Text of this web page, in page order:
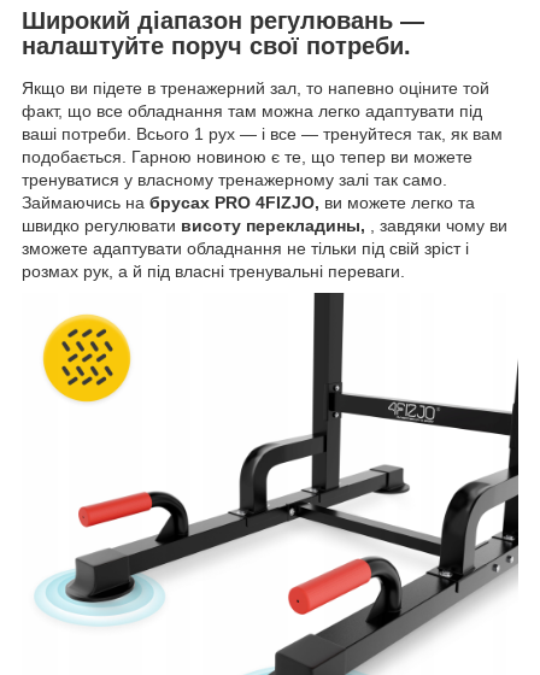
Широкий діапазон регулювань —
налаштуйте поруч свої потреби.
Якщо ви підете в тренажерний зал, то напевно оціните той
факт, що все обладнання там можна легко адаптувати під
ваші потреби. Всього 1 рух — і все — тренуйтеся так, як вам
подобається. Гарною новиною є те, що тепер ви можете
тренуватися у власному тренажерному залі так само.
Займаючись на брусах PRO 4FIZJO, ви можете легко та
швидко регулювати висоту перекладины, , завдяки чому ви
зможете адаптувати обладнання не тільки під свій зріст і
розмах рук, а й під власні тренувальні переваги.